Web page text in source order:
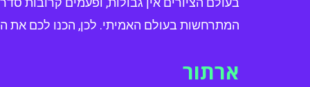
המתרחשות בעולם האמיתי. לכן, הכנו לכם את הרשימה הזאת עם 5 סדרות
ארתור